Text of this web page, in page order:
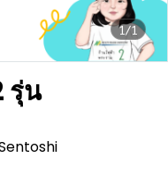
1/1
รุ่น